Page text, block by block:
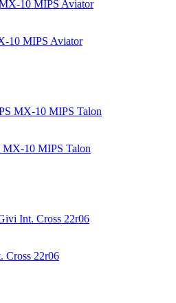
10 MIPS Aviator
MX-10 MIPS Talon
Cross 22r06